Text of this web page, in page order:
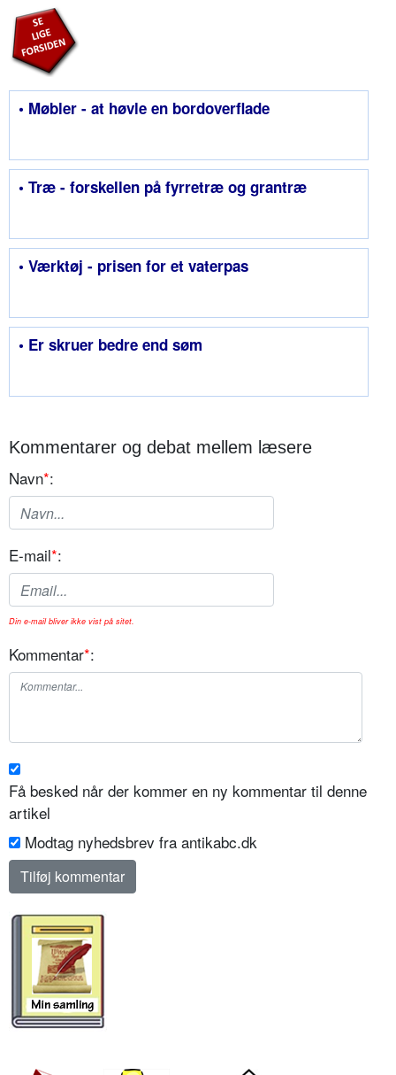
• Møbler - at høvle en bordoverflade
• Træ - forskellen på fyrretræ og grantræ
• Værktøj - prisen for et vaterpas
• Er skruer bedre end søm
Kommentarer og debat mellem læsere
Navn*:
E-mail*:
Din e-mail bliver ikke vist på sitet.
Kommentar*:
Få besked når der kommer en ny kommentar til denne
artikel
Modtag nyhedsbrev fra antikabc.dk